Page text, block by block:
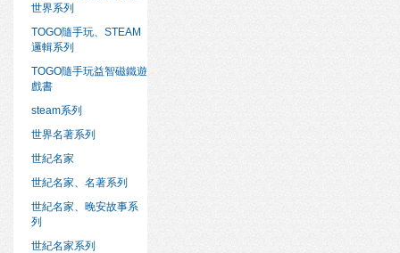
世界系列
TOGO隨手玩、STEAM
邏輯系列
TOGO隨手玩益智磁鐵遊
戲書
steam系列
世界名著系列
世紀名家
世紀名家、名著系列
世紀名家、晚安故事系
列
世紀名家系列